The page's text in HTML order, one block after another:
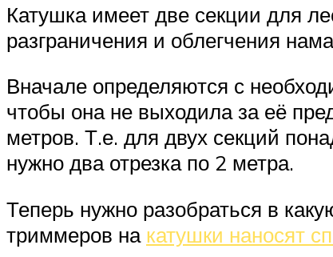
Катушка имеет две секции для
разграничения и облегчения
Вначале определяются с
чтобы она не выходила за её
метров. Т.е. для двух секций
нужно два отрезка по 2 метра.
Теперь нужно разобраться в
триммеров на катушки наносят